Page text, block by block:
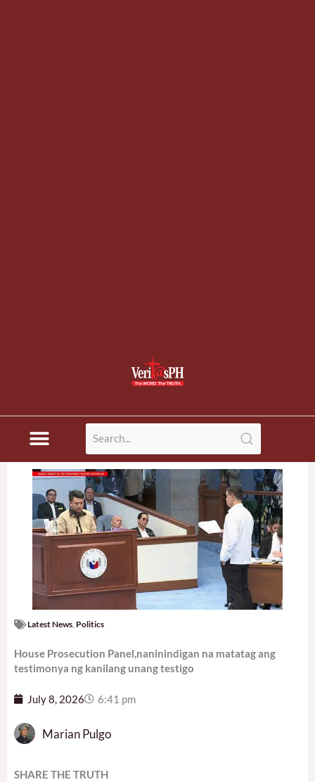
Latest News Politics
House Prosecution Panel,naninindigan na matatag ang
testimonya ng kanilang unang testigo
July 8, 2026 6:41 pm
Marian Pulgo
SHARE THE TRUTH